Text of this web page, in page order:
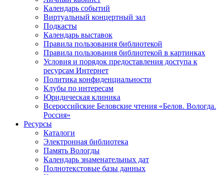
Календарь событий
Виртуальный концертный зал
Подкасты
Календарь выставок
Правила пользования библиотекой
Правила пользования библиотекой в картинках
Условия и порядок предоставления доступа к
ресурсам Интернет
Политика конфиденциальности
Клубы по интересам
Юридическая клиника
Всероссийские Беловские чтения «Белов. Вологда.
Россия»
Ресурсы
Каталоги
Электронная библиотека
Память Вологды
Календарь знаменательных дат
Полнотекстовые базы данных